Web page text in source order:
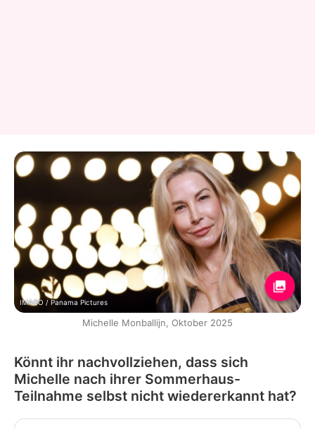
IMAGO / Panama Pictures
Michelle Monballijn, Oktober 2025
Könnt ihr nachvollziehen, dass sich
Michelle nach ihrer Sommerhaus-
Teilnahme selbst nicht wiedererkannt hat?